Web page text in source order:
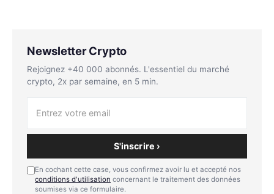
Newsletter Crypto
Rejoignez +40 000 abonnés. L'essentiel du marché
crypto, 2x par semaine, en 5 min.
S'inscrire ›
En cochant cette case, vous confirmez avoir lu et accepté nos
conditions d'utilisation concernant le traitement des données
soumises via ce formulaire.